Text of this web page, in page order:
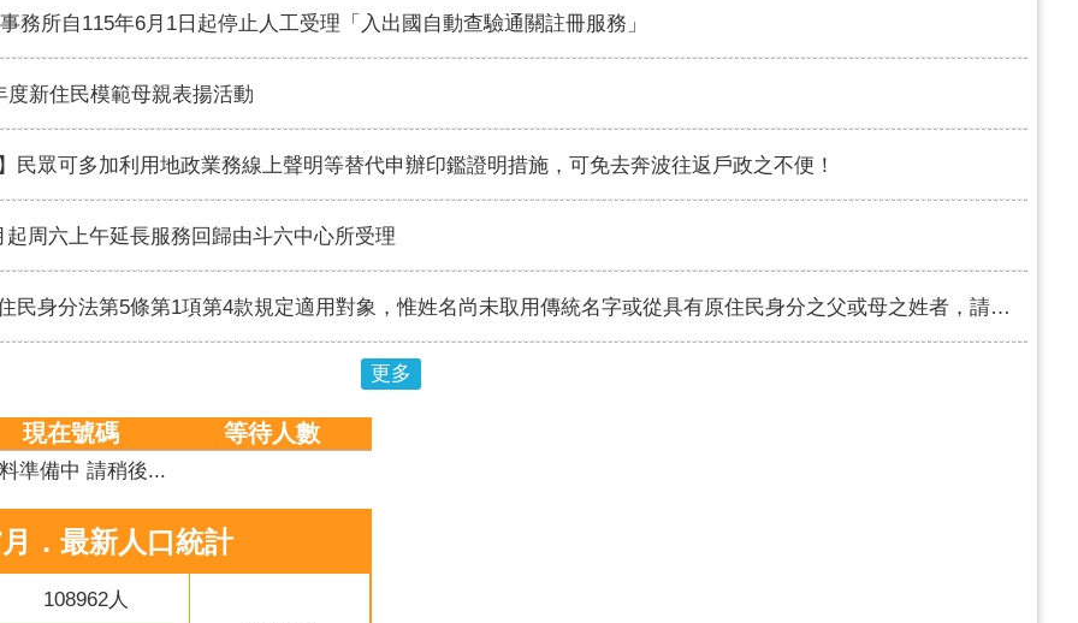
務所自115年6月1日起停止人工受理「入出國自動查驗通關註冊服務」
度新住民模範母親表揚活動
民眾可多加利用地政業務線上聲明等替代申辦印鑑證明措施，可免去奔波往返戶政之不便！
起周六上午延長服務回歸由斗六中心所受理
身分法第5條第1項第4款規定適用對象，惟姓名尚未取用傳統名字或從具有原住民身分之父或母之姓者，請詳閱本訊息。
更多
現在號碼 等待人數
準備中 請稍後...
．最新人口統計
108962人